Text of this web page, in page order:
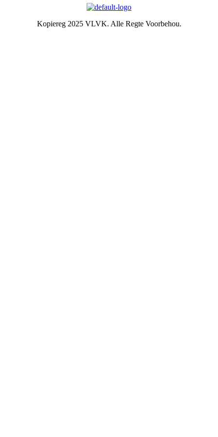
Kopiereg 2025 VLVK. Alle Regte Voorbehou.